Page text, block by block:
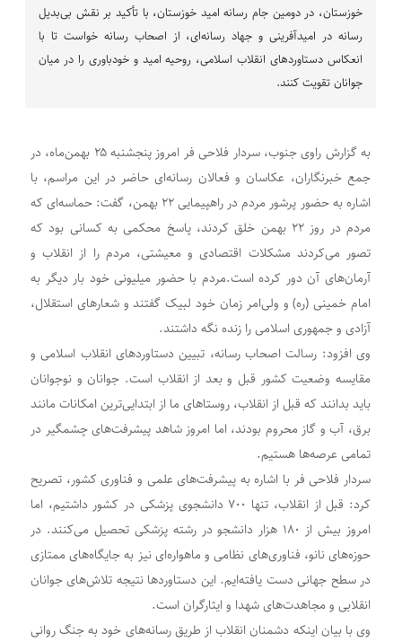
خوزستان، در دومین جام رسانه امید خوزستان، با تأکید بر نقش بی‌بدیل
رسانه در امیدآفرینی و جهاد رسانه‌ای، از اصحاب رسانه خواست تا با
انعکاس دستاوردهای انقلاب اسلامی، روحیه امید و خودباوری را در میان
جوانان تقویت کنند.
به گزارش راوی جنوب، سردار فلاحی فر امروز پنجشنبه ۲۵ بهمن‌ماه، در
جمع خبرنگاران، عکاسان و فعالان رسانه‌ای حاضر در این مراسم، با
اشاره به حضور پرشور مردم در راهپیمایی ۲۲ بهمن، گفت: حماسه‌ای که
مردم در روز ۲۲ بهمن خلق کردند، پاسخ محکمی به کسانی بود که
تصور می‌کردند مشکلات اقتصادی و معیشتی، مردم را از انقلاب و
آرمان‌های آن دور کرده است.مردم با حضور میلیونی خود بار دیگر به
امام خمینی (ره) و ولی‌امر زمان خود لبیک گفتند و شعارهای استقلال،
آزادی و جمهوری اسلامی را زنده نگه داشتند.
وی افزود: رسالت اصحاب رسانه، تبیین دستاوردهای انقلاب اسلامی و
مقایسه وضعیت کشور قبل و بعد از انقلاب است. جوانان و نوجوانان
باید بدانند که قبل از انقلاب، روستاهای ما از ابتدایی‌ترین امکانات مانند
برق، آب و گاز محروم بودند، اما امروز شاهد پیشرفت‌های چشمگیر در
تمامی عرصه‌ها هستیم.
سردار فلاحی فر با اشاره به پیشرفت‌های علمی و فناوری کشور، تصریح
کرد: قبل از انقلاب، تنها ۷۰۰ دانشجوی پزشکی در کشور داشتیم، اما
امروز بیش از ۱۸۰ هزار دانشجو در رشته پزشکی تحصیل می‌کنند. در
حوزه‌های نانو، فناوری‌های نظامی و ماهواره‌ای نیز به جایگاه‌های ممتازی
در سطح جهانی دست یافته‌ایم. این دستاوردها نتیجه تلاش‌های جوانان
انقلابی و مجاهدت‌های شهدا و ایثارگران است.
وی با بیان اینکه دشمنان انقلاب از طریق رسانه‌های خود به جنگ روانی